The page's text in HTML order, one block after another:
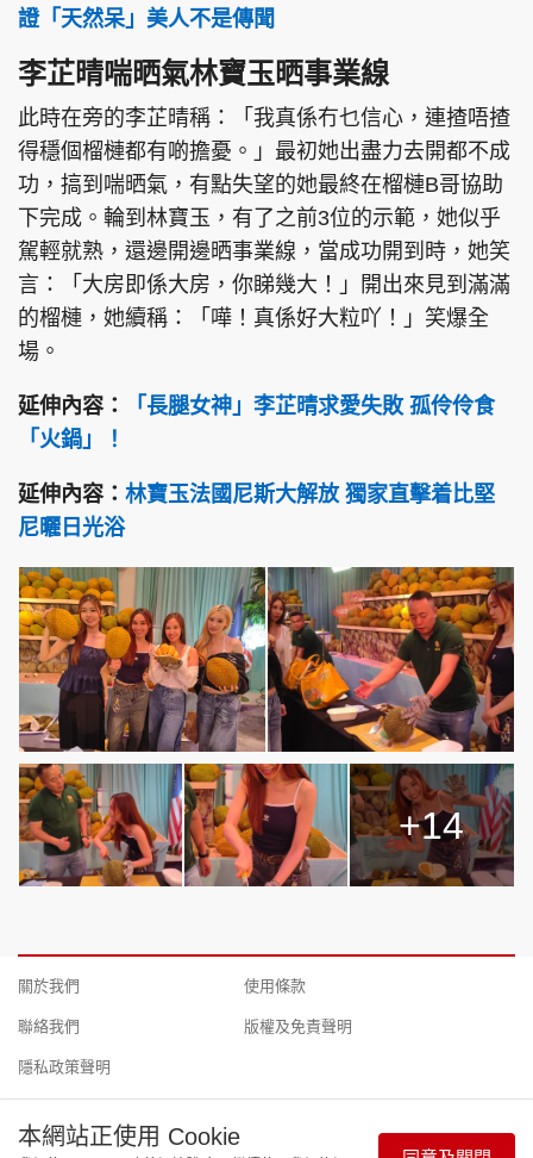
證「天然呆」美人不是傳聞
李芷晴喘晒氣林寶玉晒事業線
此時在旁的李芷晴稱：「我真係冇乜信心，連揸唔揸
得穩個榴槤都有啲擔憂。」最初她出盡力去開都不成
功，搞到喘晒氣，有點失望的她最終在榴槤B哥協助
下完成。輪到林寶玉，有了之前3位的示範，她似乎
駕輕就熟，還邊開邊晒事業線，當成功開到時，她笑
言：「大房即係大房，你睇幾大！」開出來見到滿滿
的榴槤，她續稱：「嘩！真係好大粒吖！」笑爆全
場。
延伸內容：
「長腿女神」李芷晴求愛失敗 孤伶伶食
「火鍋」！
延伸內容： 林寶玉法國尼斯大解放 獨家直擊着比堅
尼曬日光浴
+14
關於我們
聯絡我們
隱私政策聲明
使用條款
版權及免責聲明
本網站正使用 Cookie